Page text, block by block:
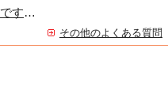
代金の支払いはどのような方法ですか？
その他のよくある質問